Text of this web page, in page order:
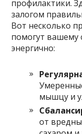
профилактики.
залогом
Вот несколько
помогут вашему
энергично:
мышцу и
от